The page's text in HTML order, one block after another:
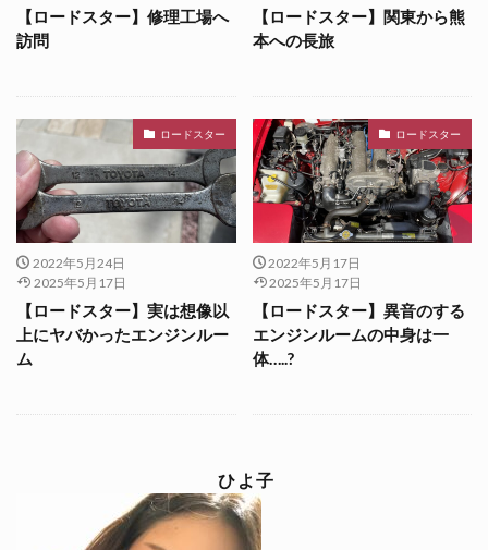
【ロードスター】修理工場へ
訪問
【ロードスター】関東から熊
本への長旅
ロードスター
2022年5月24日
2025年5月17日
【ロードスター】実は想像以
上にヤバかったエンジンルー
ム
ロードスター
2022年5月17日
2025年5月17日
【ロードスター】異音のする
エンジンルームの中身は一
体…..?
ひよ子